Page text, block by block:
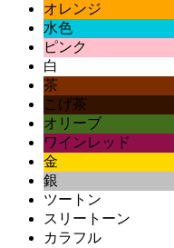
オレンジ
水色
ピンク
白
茶
こげ茶
オリーブ
ワインレッド
金
銀
ツートン
スリートーン
カラフル